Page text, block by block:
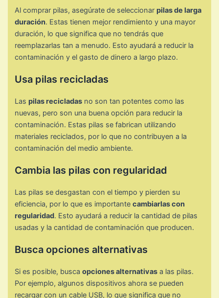
Al comprar pilas, asegúrate de seleccionar pilas de larga
duración. Estas tienen mejor rendimiento y una mayor
duración, lo que significa que no tendrás que
reemplazarlas tan a menudo. Esto ayudará a reducir la
contaminación y el gasto de dinero a largo plazo.
Usa pilas recicladas
Las pilas recicladas no son tan potentes como las
nuevas, pero son una buena opción para reducir la
contaminación. Estas pilas se fabrican utilizando
materiales reciclados, por lo que no contribuyen a la
contaminación del medio ambiente.
Cambia las pilas con regularidad
Las pilas se desgastan con el tiempo y pierden su
eficiencia, por lo que es importantecambiarlas con
regularidad. Esto ayudará a reducir la cantidad de pilas
usadas y la cantidad de contaminación que producen.
Busca opciones alternativas
Si es posible, buscaopciones alternativas a las pilas.
Por ejemplo, algunos dispositivos ahora se pueden
recargar con un cable USB, lo que significa que no